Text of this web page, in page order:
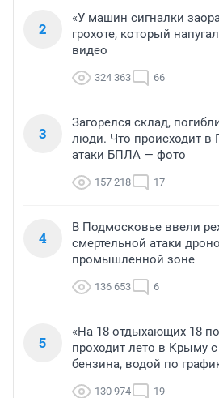
2
«У машин сигналки
грохоте, который
видео
324 363 66
3
Загорелся склад,
люди. Что происходит в
атаки БПЛА — фото
157 218 17
4
В Подмосковье ввели
смертельной атаки
промышленной зоне
136 653 6
5
«На 18 отдыхающих 18
проходит лето в Крыму
бензина, водой по
130 974 19